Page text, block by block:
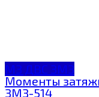
МЗ ДВС ЗМЗ
Моменты
ЗМЗ-514